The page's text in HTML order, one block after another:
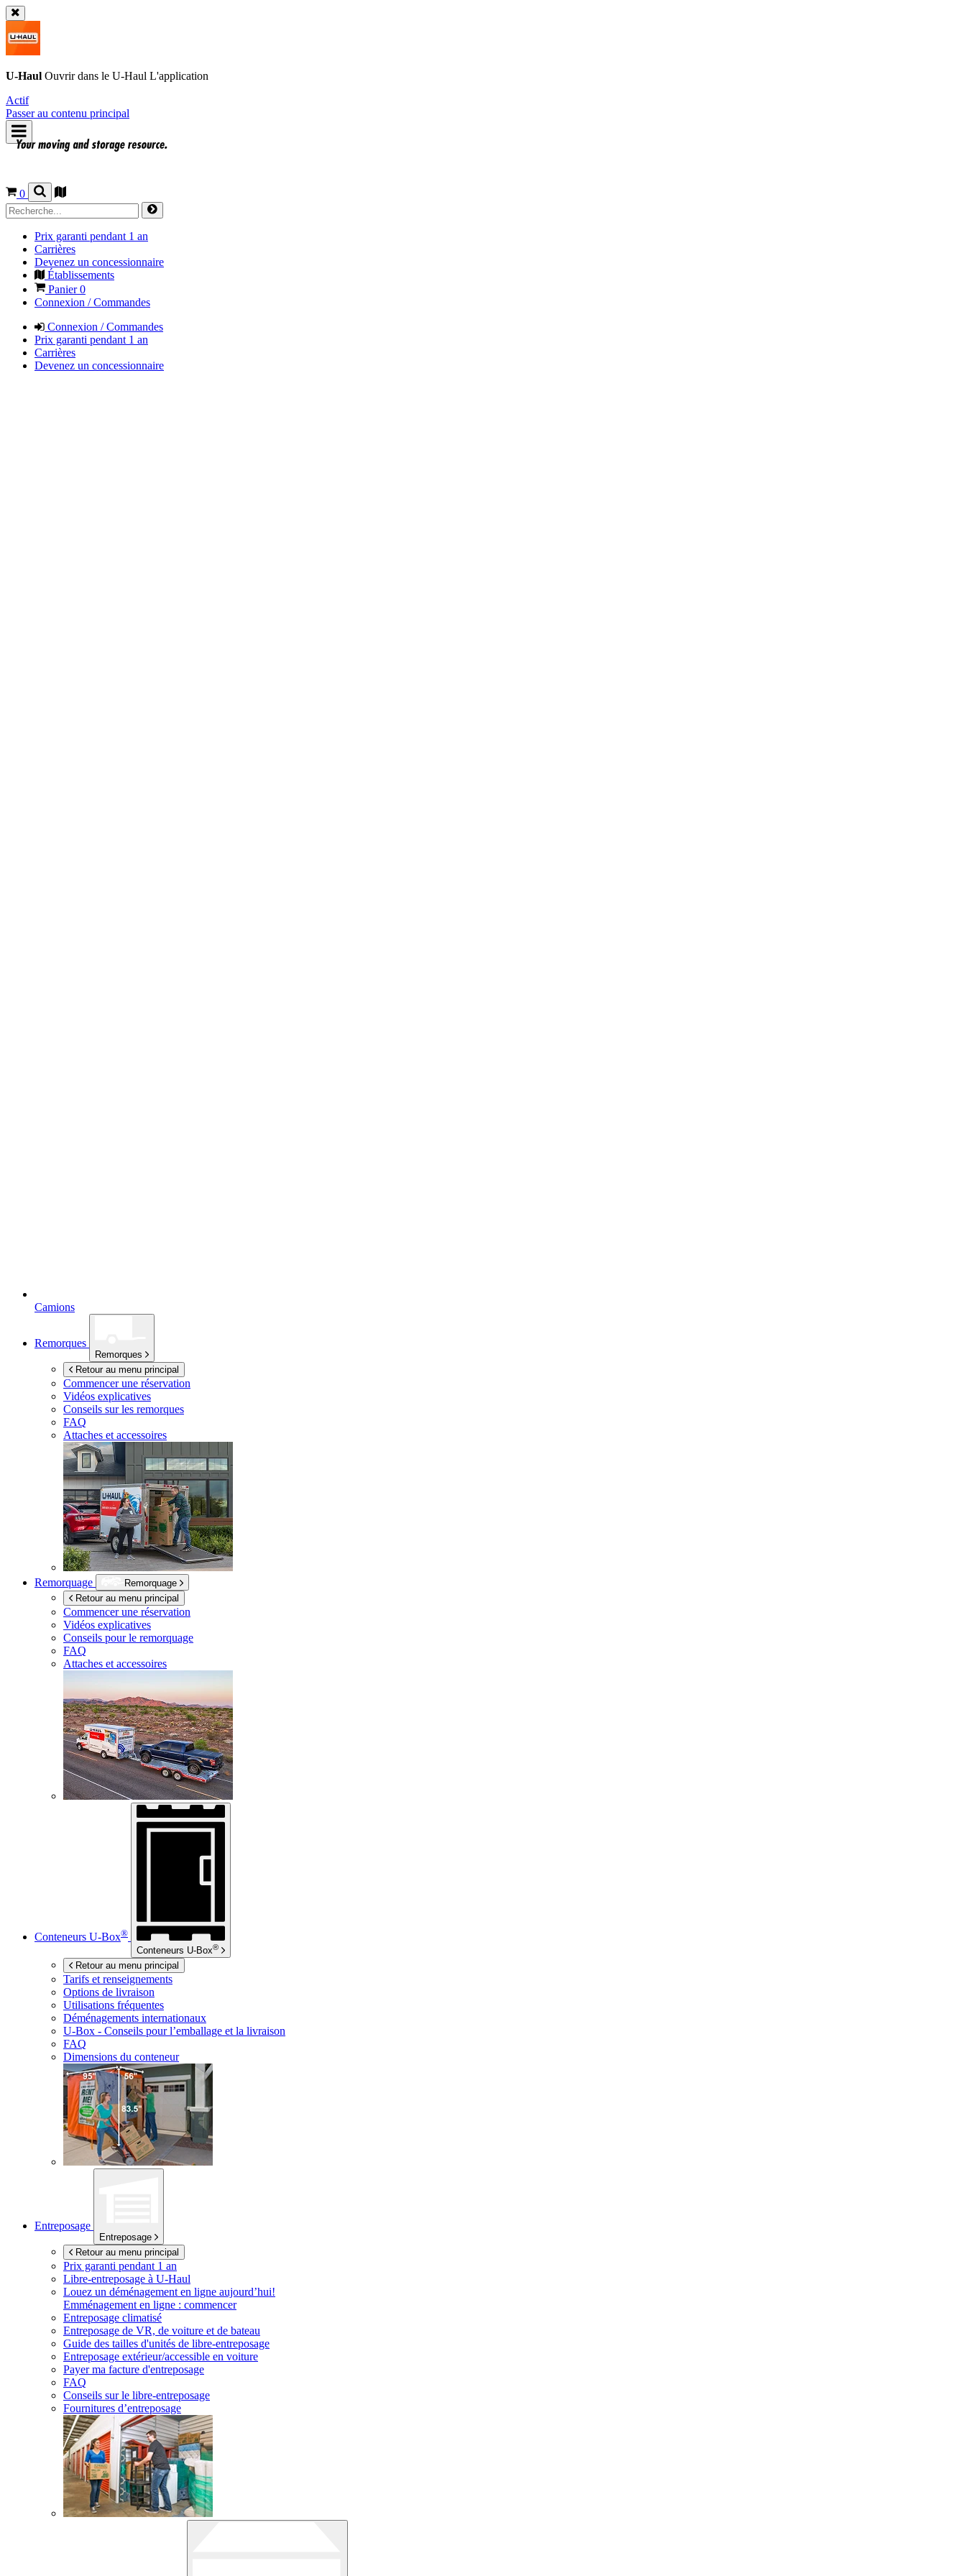
U-Haul Ouvrir dans le U-Haul L'application
Actif
Passer au contenu principal
0
Prix garanti pendant 1 an
Carrières
Devenez un concessionnaire
Établissements
Panier0
Connexion / Commandes
Connexion / Commandes
Prix garanti pendant 1 an
Carrières
Devenez un concessionnaire
Camions
Remorques
Remorques
Retour au menu principal
Commencer une réservation
Vidéos explicatives
Conseils sur les remorques
FAQ
Attaches et accessoires
Remorquage
Remorquage
Retour au menu principal
Commencer une réservation
Vidéos explicatives
Conseils pour le remorquage
FAQ
Attaches et accessoires
Conteneurs U-Box®
Conteneurs U-Box®
Retour au menu principal
Tarifs et renseignements
Options de livraison
Utilisations fréquentes
Déménagements internationaux
U-Box - Conseils pour l’emballage et la livraison
FAQ
Dimensions du conteneur
Entreposage
Entreposage
Retour au menu principal
Prix garanti pendant 1 an
Libre-entreposage à U-Haul
Louez un déménagement en ligne aujourd’hui!
Emménagement en ligne : commencer
Entreposage climatisé
Entreposage de VR, de voiture et de bateau
Guide des tailles d'unités de libre-entreposage
Entreposage extérieur/accessible en voiture
Payer ma facture d'entreposage
FAQ
Conseils sur le libre-entreposage
Fournitures d’entreposage